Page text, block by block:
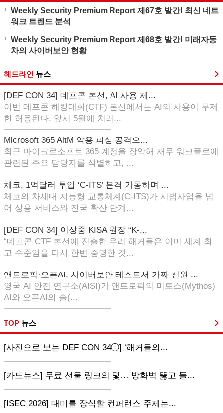
Weekly Security Premium Report 제67호 발간! 최신 네트
워크 트렌드 분석
Weekly Security Premium Report 제68호 발간! 미래자동
차의 사이버보안 현황
헤드라인 뉴스
[DEF CON 34] 데프콘 본선, AI 사용 제...
이번 데프콘 해킹대회(CTF) 본선에서는 AI의 사용이 무제
한 허용된다. 앞서 5월에 치러...
Microsoft 365 AitM 악용 피싱 공격으...
최근 마이크로소프트 365 계정을 장악해 재무 워크플로에
관련된 주요 담당자를 식별하고, ...
체코, 1억달러 투입 ‘C-ITS’ 본격 가동하며 ...
체코의 차세대 지능형 교통체계(C-ITS)가 시범사업을 넘
어 상용 서비스와 전국 확산 단계...
[DEF CON 34] 이상중 KISA 원장 “K-...
“데프콘 CTF 본선에 진출한 우리 해커들은 이미 세계 최
고 수준임을 다시 한번 증명한 것...
앤트로픽·오픈AI, 사이버보안 테스트서 가짜 신원 ...
영국 AI 안전 연구소(AISI)가 앤트로픽의 미토스(Mythos)
AI와 오픈AI의 솔(...
TOP 뉴스
[사진으로 보는 DEF CON 34ⓛ] ‘해커들의...
[카드뉴스] 무료 선물 링크의 덫… 방화벽 뚫고 들...
[ISEC 2026] 대미를 장식할 컨퍼런스 주제는...